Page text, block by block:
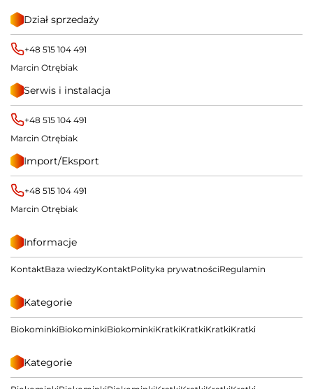
Dział sprzedaży
+48 515 104 491
Marcin Otrębiak
Serwis i instalacja
+48 515 104 491
Marcin Otrębiak
Import/Eksport
+48 515 104 491
Marcin Otrębiak
Informacje
KontaktBaza wiedzyKontaktPolityka prywatnościRegulamin
Kategorie
BiokominkiBiokominkiBiokominkiKratkiKratkiKratkiKratki
Kategorie